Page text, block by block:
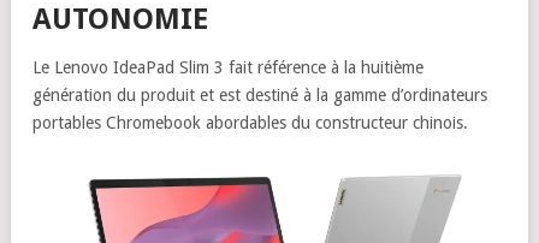
AUTONOMIE
Le Lenovo IdeaPad Slim 3 fait référence à la huitième
génération du produit et est destiné à la gamme d’ordinateurs
portables Chromebook abordables du constructeur chinois.